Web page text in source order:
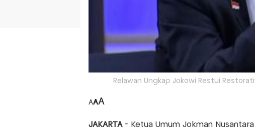
Relawan Ungkap Jokowi Restui
AAA
JAKARTA- Ketua Umum Jokman